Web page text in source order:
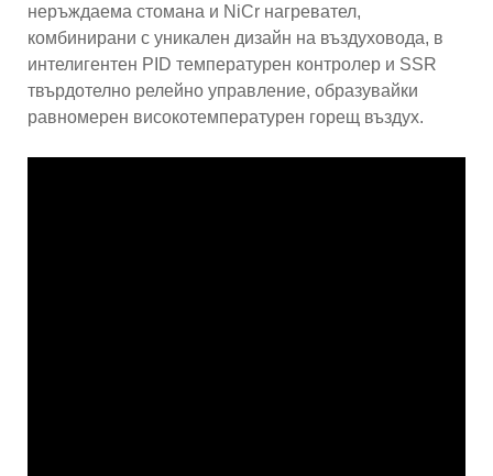
неръждаема стомана и NiCr нагревател,
комбинирани с уникален дизайн на въздуховода, в
интелигентен PID температурен контролер и SSR
твърдотелно релейно управление, образувайки
равномерен високотемпературен горещ въздух.